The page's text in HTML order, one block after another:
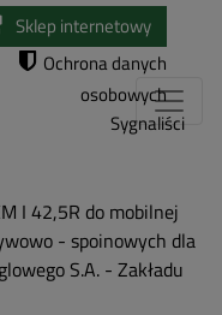
Sklep internetowy
Ochrona danych
osobowych
Sygnaliści
I 42,5R do mobilnej
- spoinowych dla
S.A. - Zakładu